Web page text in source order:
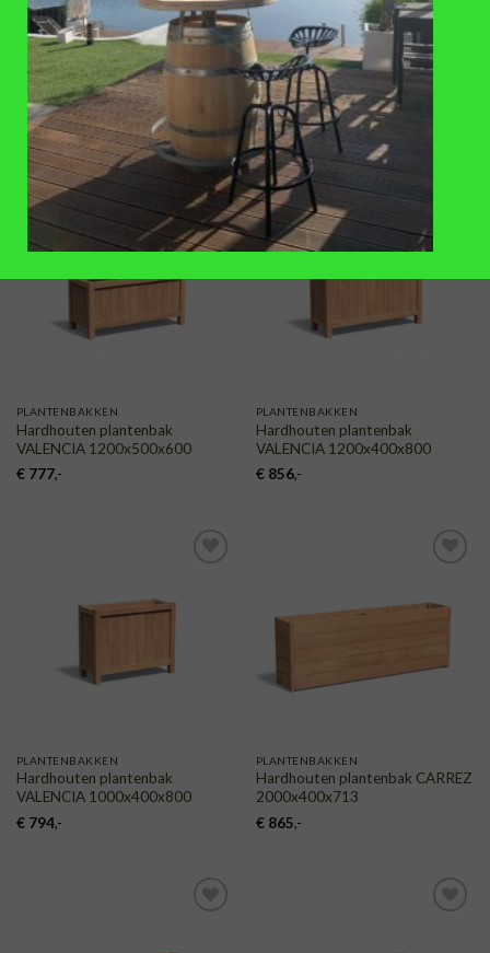
PLANTENBAKKEN
Hardhouten plantenbak
VALENCIA 2000x500x600
992,-
PLANTENBAKKEN
Hardhouten plantenbak
VALENCIA 1500x500x600
€ 860,-
TOEVOEGEN
AAN
PLANTENBAKKEN
Hardhouten plantenbak
VALENCIA 1200x500x600
€777,-
TOEVOEGEN
AAN
PLANTENBAKKEN
Hardhouten plantenbak
VALENCIA 1200x400x800
€856,-
AAN
VERLANGLIJST
PLANTENBAKKEN
Hardhouten plantenbak
VALENCIA 1000x400x800
€794,-
VERLANGLIJST
PLANTENBAKKEN
Hardhouten plantenbak CARREZ
2000x400x713
€865,-